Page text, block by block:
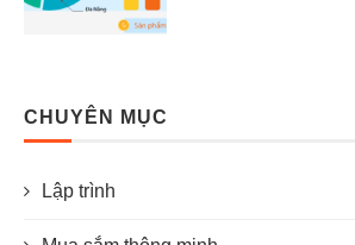
CHUYÊN MỤC
Lập trình